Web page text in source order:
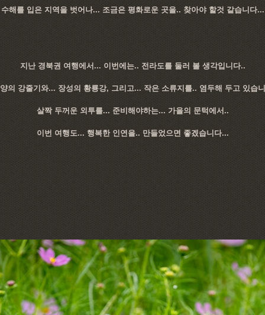
수해를 입은 지역을 벗어나... 조금은 평화로운 곳을.. 찾아야 할것 같습니다...
지난 경북권 여행에서... 이번에는.. 전라도를 둘러 볼 생각입니다..
의 강줄기와... 장성의 황룡강, 그리고... 작은 소류지를.. 염두해 두고 있습
살짝 두꺼운 외투를... 준비해야하는... 가을의 문턱에서..
이번 여행도... 행복한 인연을.. 만들었으면 좋겠습니다...